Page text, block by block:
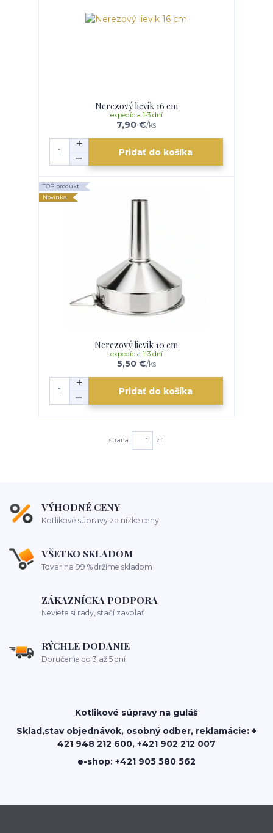
Nerezový lievik 16 cm
7,90 €/ks
expedícia 1-3 dní
Pridať do košíka
TOP produkt
Novinka
Nerezový lievik 10 cm
5,50 €/ks
expedícia 1-3 dní
Pridať do košíka
strana z 1
VÝHODNÉ CENY
Kotlíkové súpravy za nízke ceny
VŠETKO SKLADOM
Tovar na 99 % držíme skladom
ZÁKAZNÍCKA PODPORA
Neviete si rady, stačí zavolať
RÝCHLE DODANIE
Doručenie do 3 až 5 dní
Kotlikové súpravy na guláš
Sklad,stav objednávok, osobný odber, reklamácie: +
421 948 212 600, +421 902 212 007
e-shop: +421 905 580 562